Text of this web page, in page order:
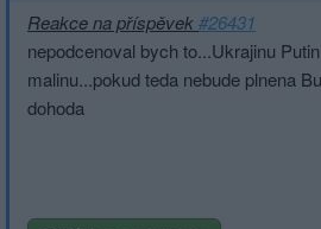
Reakce na příspěvek#26431
nepodcenoval bych to...Ukrajinu
malinu...pokud teda nebude plnena
dohoda